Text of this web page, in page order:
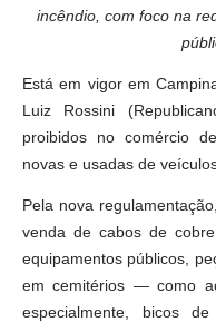
incêndio, com foco na
Está em vigor em
Luiz Rossini
proibidos no comércio
novas e usadas de
Pela nova
venda de cabos de
equipamentos públicos,
em cemitérios — como
especialmente, bicos